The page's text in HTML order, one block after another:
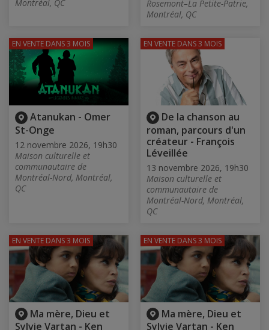
Montréal, QC
Rosemont–La Petite-Patrie,
Montréal, QC
Atanukan - Omer
St-Onge
12 novembre 2026, 19h30
Maison culturelle et
communautaire de
Montréal-Nord, Montréal,
QC
EN VENTE DANS 3 MOIS
De la chanson au
roman, parcours d'un
créateur - François
Léveillée
13 novembre 2026, 19h30
Maison culturelle et
communautaire de
Montréal-Nord, Montréal,
QC
EN VENTE DANS 3 MOIS
Ma mère, Dieu et
Sylvie Vartan - Ken
EN VENTE DANS 3 MOIS
Ma mère, Dieu et
Sylvie Vartan - Ken
EN VENTE DANS 3 MOIS